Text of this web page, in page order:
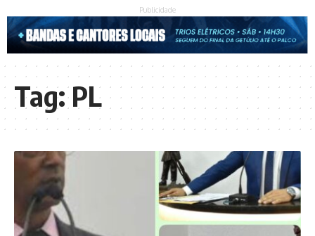
Publicidade
Tag:PL